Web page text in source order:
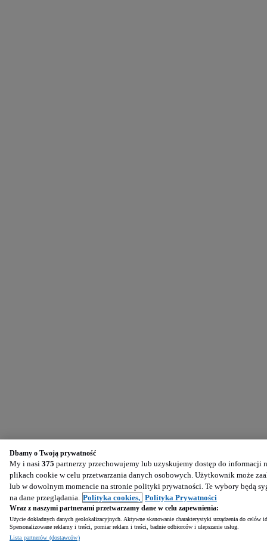
Dbamy o Twoją prywatność
My i nasi 375 partnerzy przechowujemy lub uzyskujemy dostęp do
plikach cookie w celu przetwarzania danych osobowych. Użytkownik może
lub w dowolnym momencie na stronie polityki prywatności. Te wybory będą
na dane przeglądania. Polityka cookies, Polityka Prywatności
Wraz z naszymi partnerami przetwarzamy dane w celu zapewnienia:
Użycie dokładnych danych geolokalizacyjnych. Aktywne skanowanie charakterystyki urządzenia do
Spersonalizowane reklamy i treści, pomiar reklam i treści, badnie odbiorców i ulepszanie usług.
Lista partnerów (dostawców)